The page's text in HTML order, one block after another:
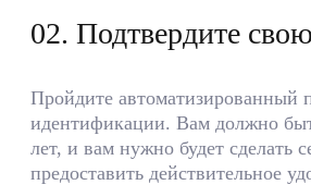
02. Подтвердите
Пройдите автоматизированный
идентификации. Вам должно
лет, и вам нужно будет сделать
предоставить действительное